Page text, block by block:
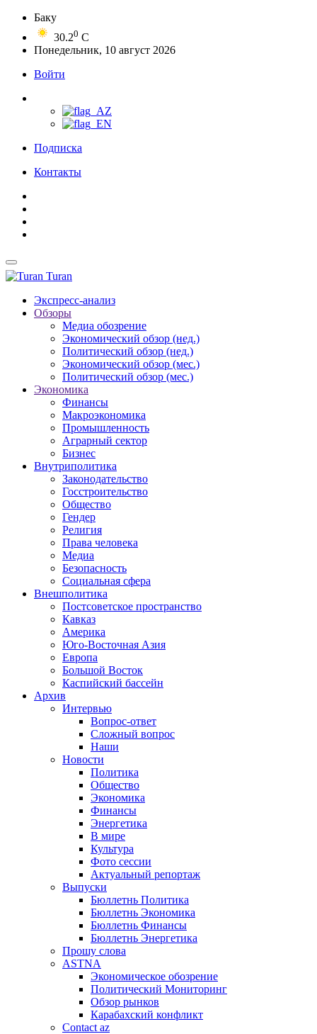
Баку
30.20 C
Понедельник, 10 август 2026
Войти
Подписка
Контакты
Turan
Экспресс-анализ
Обзоры
Медиа обозрение
Экономический обзор (нед.)
Политический обзор (нед.)
Экономический обзор (мес.)
Политический обзор (мес.)
Экономика
Финансы
Макроэкономика
Промышленность
Аграрный сектор
Бизнес
Внутриполитика
Законодательство
Госстроительство
Общество
Гендер
Религия
Права человека
Медиа
Безопасность
Социальная сфера
Внешполитика
Постсоветское пространство
Кавказ
Америка
Юго-Восточная Азия
Европа
Большой Восток
Каспийский бассейн
Архив
Интервью
Вопрос-ответ
Сложный вопрос
Наши
Новости
Политика
Общество
Экономика
Финансы
Энергетика
В мире
Культура
Фото сессии
Актуальный репортаж
Выпуски
Бюллетнь Политика
Бюллетнь Экономика
Бюллетнь Финансы
Бюллетнь Энергетика
Прошу слова
ASTNA
Экономическое обозрение
Политический Мониторинг
Обзор рынков
Карабахский конфликт
Contact az